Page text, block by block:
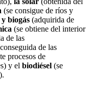
(se consigue de ríos y
biogás (adquirida de
(se obtiene del interior
de las
conseguida de las
procesos de
y el biodiésel (se